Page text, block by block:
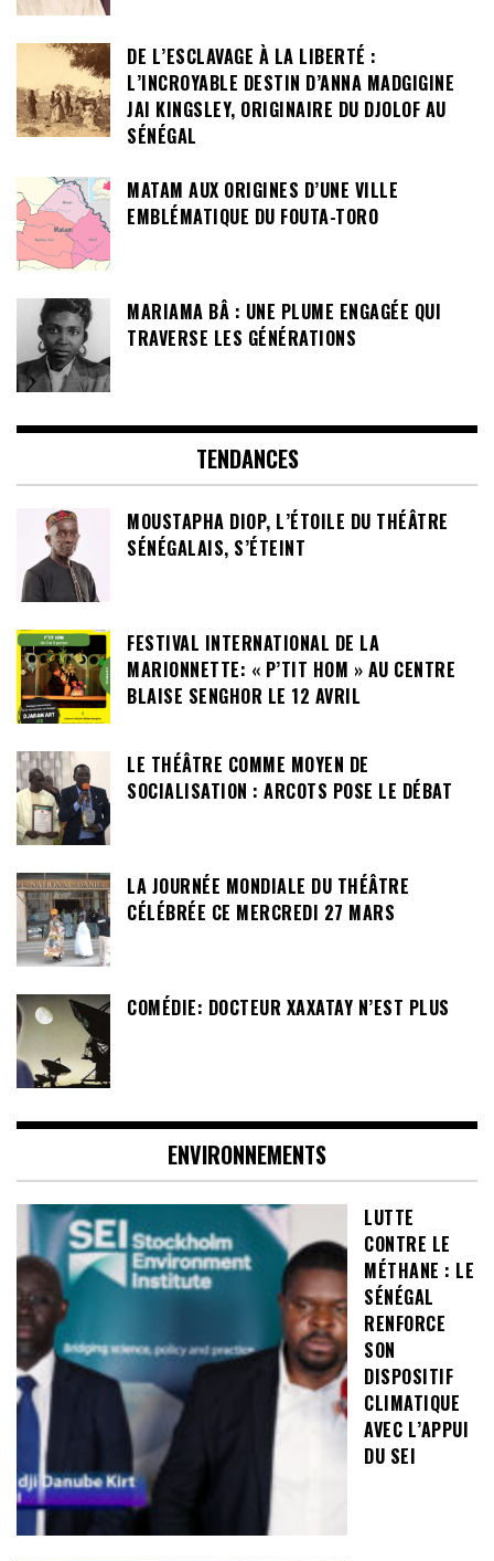
DE L’ESCLAVAGE À LA LIBERTÉ :
L’INCROYABLE DESTIN D’ANNA MADGIGINE
JAI KINGSLEY, ORIGINAIRE DU DJOLOF AU
SÉNÉGAL
MATAM AUX ORIGINES D’UNE VILLE
EMBLÉMATIQUE DU FOUTA-TORO
MARIAMA BÂ : UNE PLUME ENGAGÉE QUI
TRAVERSE LES GÉNÉRATIONS
TENDANCES
MOUSTAPHA DIOP, L’ÉTOILE DU THÉÂTRE
SÉNÉGALAIS, S’ÉTEINT
FESTIVAL INTERNATIONAL DE LA
MARIONNETTE: « P’TIT HOM » AU CENTRE
BLAISE SENGHOR LE 12 AVRIL
LE THÉÂTRE COMME MOYEN DE
SOCIALISATION : ARCOTS POSE LE DÉBAT
LA JOURNÉE MONDIALE DU THÉÂTRE
CÉLÉBRÉE CE MERCREDI 27 MARS
COMÉDIE: DOCTEUR XAXATAY N’EST PLUS
ENVIRONNEMENTS
LUTTE
CONTRE LE
MÉTHANE : LE
SÉNÉGAL
RENFORCE
SON
DISPOSITIF
CLIMATIQUE
AVEC L’APPUI
DU SEI